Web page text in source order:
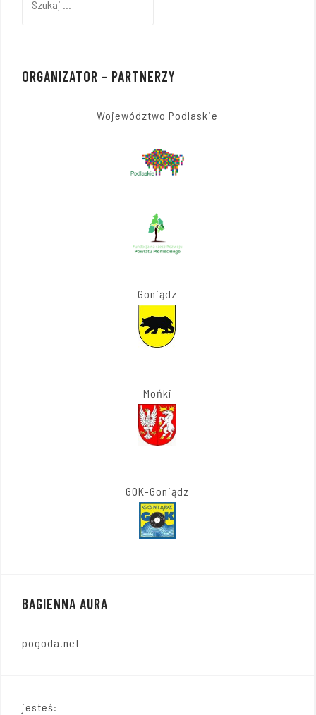
ORGANIZATOR – PARTNERZY
Województwo Podlaskie
Goniądz
Mońki
GOK-Goniądz
BAGIENNA AURA
pogoda.net
jesteś: